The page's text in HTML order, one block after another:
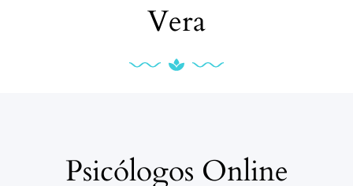
Vera
Psicólogos Online